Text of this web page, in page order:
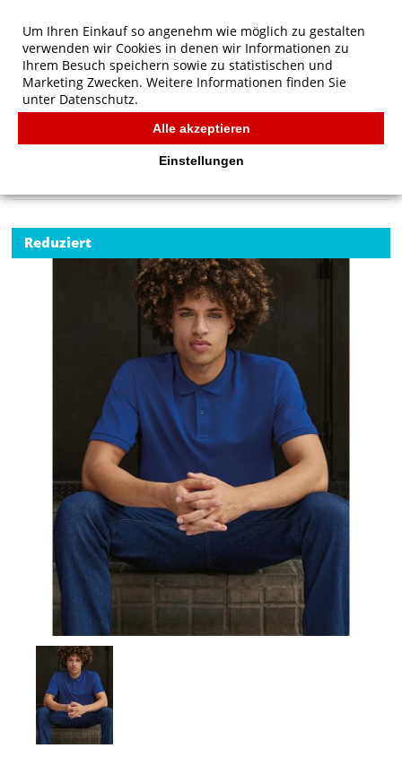
B&C Organic Inspire Polo /men
Reduziert
Um Ihren Einkauf so angenehm wie möglich zu gestalten
verwenden wir Cookies in denen wir Informationen zu
Ihrem Besuch speichern sowie zu statistischen und
Marketing Zwecken. Weitere Informationen finden Sie
unter Datenschutz.
Alle akzeptieren
Einstellungen